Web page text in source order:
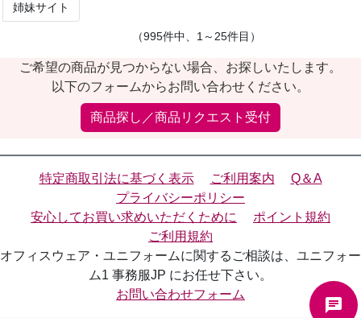
姉妹サイト
（995件中、1～25件目）
ご希望の商品が見つからない場合、お探しいたします。
以下のフォームからお問い合わせください。
商品探し／商品リクエスト受付
特定商取引法に基づく表示 ご利用案内
Q＆A
プライバシーポリシー
安心してお買い求めいただくために
ポイント規約
ご利用規約
オフィスウェア・ユニフォームに関するご相談は、ユニフォー
ム1 事務服JP にお任せ下さい。
お問い合わせフォーム